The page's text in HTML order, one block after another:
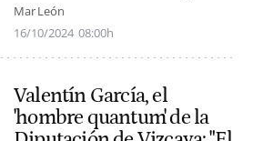
Mar León
16/10/2024 08:00h
Valentín García, el
'hombre quantum' de la